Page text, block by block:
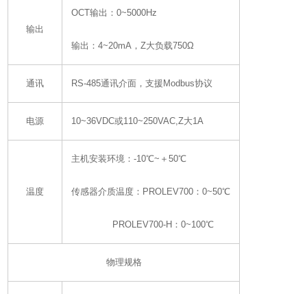
输出
OCT输出：0~5000Hz
输出：4~20mA，Z大负载750Ω
通讯 RS-485通讯介面，支援Modbus协议
电源 10~36VDC或110~250VAC,Z大1A
温度
主机安装环境：-10℃~＋50℃
传感器介质温度：PROLEV700：0~50℃
PROLEV700-H：0~100℃
物理规格